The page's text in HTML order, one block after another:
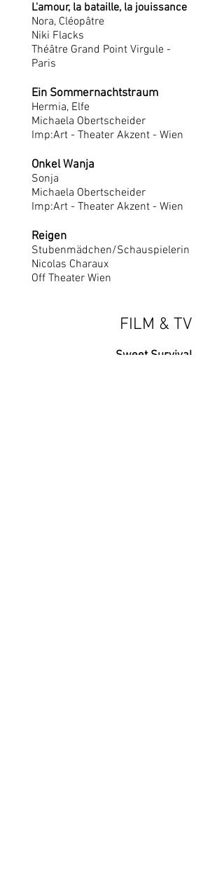
L'amour, la bataille, la jouissance
Nora, Cléopâtre
Niki Flacks
Théâtre Grand Point Virgule -
Paris
Ein Sommernachtstraum
Hermia, Elfe
Michaela Obertscheider
Imp:Art - Theater Akzent - Wien
Onkel Wanja
Sonja
Michaela Obertscheider
Imp:Art - Theater Akzent - Wien
Reigen
Stubenmädchen/Schauspielerin
Nicolas Charaux
Off Theater Wien
FILM & TV
Sweet Survival